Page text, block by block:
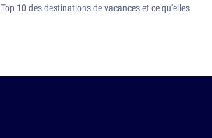
Top 10 des destinations de vacances et ce qu'elles